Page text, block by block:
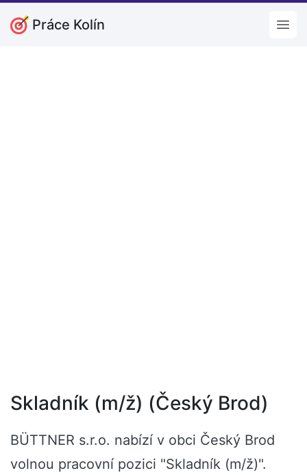
Práce Kolín
Skladník (m/ž) (Český Brod)
BÜTTNER s.r.o. nabízí v obci Český Brod
volnou pracovní pozici "Skladník (m/ž)".